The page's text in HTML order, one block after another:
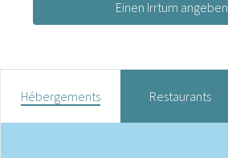
Einen Irrtum angeben
Hébergements Restaurants